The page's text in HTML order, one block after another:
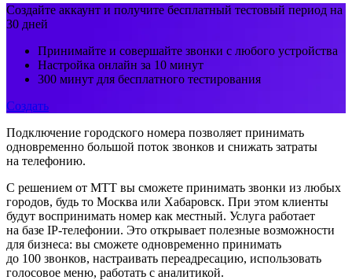
Создайте аккаунт и получите бесплатный тестовый период на
30 дней
​Принимайте и совершайте звонки с любого устройства
Настройка онлайн за 10 минут
300 минут для бесплатного тестирования
Создать
Подключение городского номера позволяет принимать
одновременно большой поток звонков и снижать затраты
на телефонию.
С решением от МТТ вы сможете принимать звонки из любых
городов, будь то Москва или Хабаровск. При этом клиенты
будут воспринимать номер как местный. Услуга работает
на базе IP-телефонии. Это открывает полезные возможности
для бизнеса: вы сможете одновременно принимать
до 100 звонков, настраивать переадресацию, использовать
голосовое меню, работать с аналитикой.